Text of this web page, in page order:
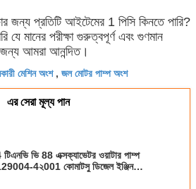
জন্য প্রতিটি আইটেমের 1 পিসি কিনতে পারি?
মানের পরীক্ষা গুরুত্বপূর্ণ এবং গুণমান
জন্য আমরা আনন্দিত।
মেশিন অংশ, জল মোটর পাম্প অংশ
এর সেরা মূল্য পান
টিএনভি ভি 88 এক্সক্যাভেটর ওয়াটার পাম্প
4২001 কোমাটসু ডিজেল ইঞ্জিন